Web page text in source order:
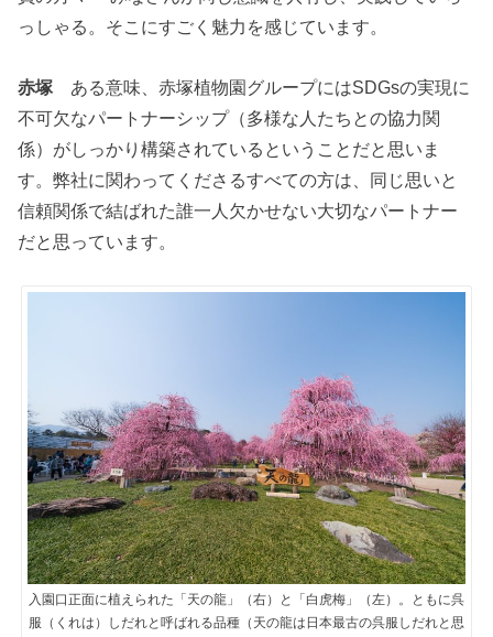
っしゃる。そこにすごく魅力を感じています。
赤塚 ある意味、赤塚植物園グループにはSDGsの実現に
不可欠なパートナーシップ（多様な人たちとの協力関
係）がしっかり構築されているということだと思いま
す。弊社に関わってくださるすべての方は、同じ思いと
信頼関係で結ばれた誰一人欠かせない大切なパートナー
だと思っています。
入園口正面に植えられた「天の龍」（右）と「白虎梅」（左）。ともに呉
服（くれは）しだれと呼ばれる品種（天の龍は日本最古の呉服しだれと思